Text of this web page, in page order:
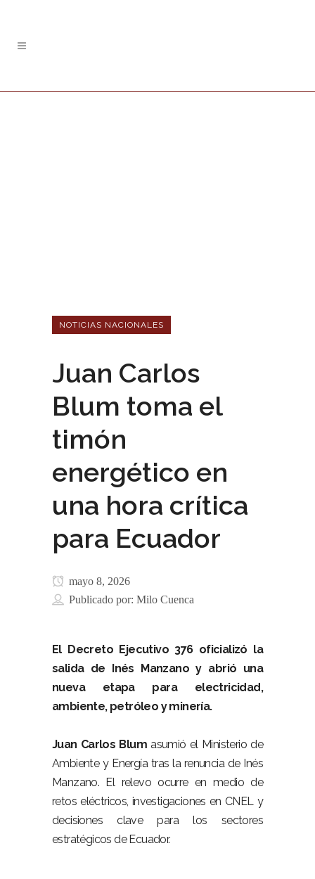
NOTICIAS NACIONALES
Juan Carlos
Blum toma el
timón
energético en
una hora crítica
para Ecuador
mayo 8, 2026
Publicado por: Milo Cuenca
El Decreto Ejecutivo 376 oficializó la
salida de Inés Manzano y abrió una
nueva etapa para electricidad,
ambiente, petróleo y minería.
Juan Carlos Blum asumió el Ministerio de
Ambiente y Energía tras la renuncia de Inés
Manzano. El relevo ocurre en medio de
retos eléctricos, investigaciones en CNEL y
decisiones clave para los sectores
estratégicos de Ecuador.